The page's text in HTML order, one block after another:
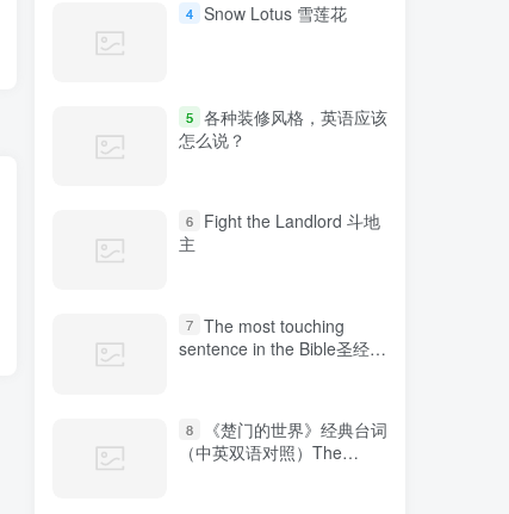
“鼓掌”、“热烈欢迎”的表达方式你知道几种？
4 Snow Lotus 雪莲花
5 各种装修风格，英语应该
怎么说？
6
Fight the Landlord 斗地
主
7 The most touching
sentence in the Bible圣经中
8
《楚门的世界》经典台词
（中英双语对照）The